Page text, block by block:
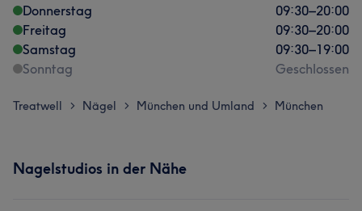
Donnerstag
09:30–20:00
Freitag
09:30–20:00
Samstag
09:30–19:00
Sonntag
Geschlossen
Treatwell > Nägel > München und Umland > München
Nagelstudios in der Nähe